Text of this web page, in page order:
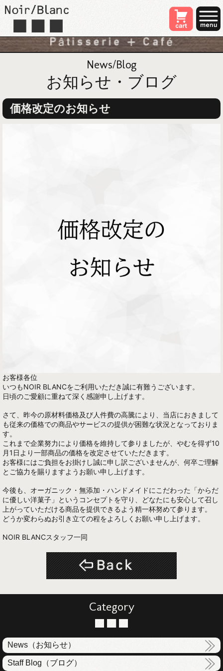
News/Blog
お知らせ・ブログ
価格改定のお知らせ
お客様各位
いつもNOIR BLANCをご利用いただき誠に有難うございます。
日頃のご愛顧に重ねて深く感謝申し上げます。
さて、昨今の原材料価格及び人件費の高騰により、当店におきまして
も従来の価格での商品やサービスの提供が困難な状況となっておりま
す。
これまで企業努力により価格を維持して参りましたが、やむを得ず10
月1日より一部商品の価格を改定させていただきます。
お客様にはご負担をお掛けし誠に申し訳ございませんが、何卒ご理解
とご協力を賜りますようお願い申し上げます。
今後も、オーガニック・無添加・ハンドメイドにこだわった「からだ
に優しい洋菓子」というコンセプトを守り、どなたにも安心して召し
上がっていただける商品を提供できるよう精一杯努めて参ります。
どうか変わらぬお引き立ての程をよろしくお願い申し上げます。
NOIR BLANCスタッフ一同
Category
News（お知らせ）
Staff Blog（ブログ）